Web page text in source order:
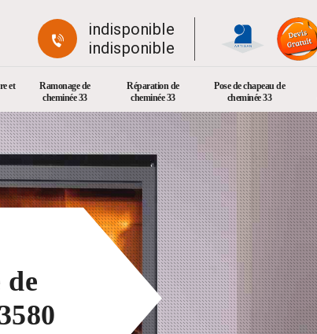
indisponible
indisponible
et
Ramonage de
cheminée 33
Réparation de
cheminée 33
Pose de chapeau de
cheminée 33